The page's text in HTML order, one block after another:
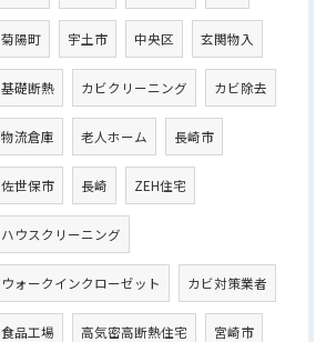
菊陽町 宇土市 中央区 玄関物入
基礎断熱 カビクリーニング カビ除去
物流倉庫 老人ホーム 長崎市
佐世保市 長崎 ZEH住宅
ハウスクリーニング
ウォークインクローゼット カビ対策業者
食品工場 高気密高断熱住宅 宮崎市